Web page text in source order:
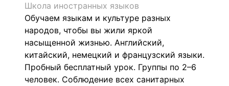
Школа иностранных языков
Обучаем языкам и культуре разных
народов, чтобы вы жили яркой
насыщенной жизнью. Английский,
китайский, немецкий и французский языки.
Пробный бесплатный урок. Группы по 2–6
человек. Соблюдение всех санитарных